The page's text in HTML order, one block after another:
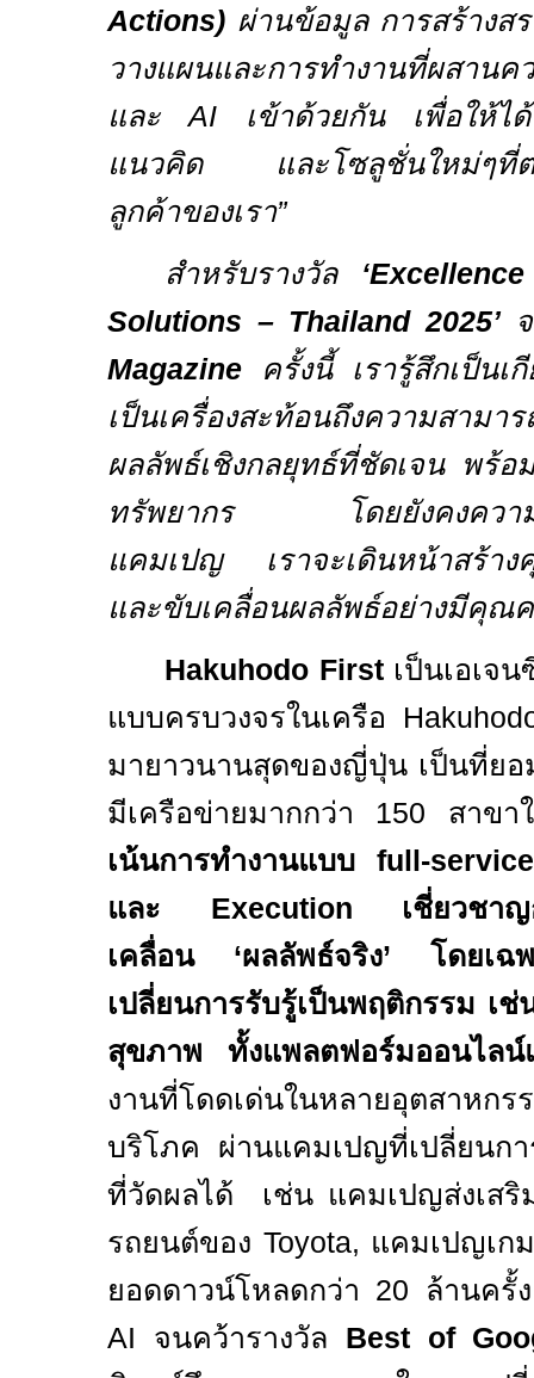
Actions) ผ่านข้อมูล การสร้างส
วางแผนและการทำงานที่ผสานค
และ AI เข้าด้วยกัน
เพื่อให้ไ
แนวคิด
และโซลูชั่นใหม่ๆที่
ลูกค้าของเรา”
สำหรับรางวัล ‘
Solutions – Thailand 2025’
Magazine
ครั้งนี้ เรารู้สึกเป็นเ
เป็นเครื่องสะท้อนถึงความสามาร
ผลลัพธ์เชิงกลยุทธ์ที่ชัดเจน พร้อ
ทรัพยากร โดยยังคงความคิ
แคมเปญ เราจะเดินหน้าสร้าง
และขับเคลื่อนผลลัพธ์อย่างมีคุณค่
Hakuhodo First เป็นเอเจ
แบบครบวงจรในเครือ
มายาวนานสุดของญี่ปุ่น เป็นที่ย
มีเครือข่ายมากกว่า 150 สาข
เน้นการทำงานแบบ full-
และ Execution เชี่ยวชา
เคลื่อน ‘ผลลัพธ์จริง’ โดยเฉ
เปลี่ยนการรับรู้เป็นพฤติกรรม เ
สุขภาพ ทั้งแพลตฟอร์มออนไลน์
งานที่โดดเด่นในหลายอุตสาหกร
บริโภค ผ่านแคมเปญที่เปลี่ยนกา
ที่วัดผลได้ เช่น แคมเปญส่งเส
รถยนต์ของ Toyota, แคมเปญเก
ยอดดาวน์โหลดกว่า 20 ล้านครั้
AI จนคว้ารางวัล Best of